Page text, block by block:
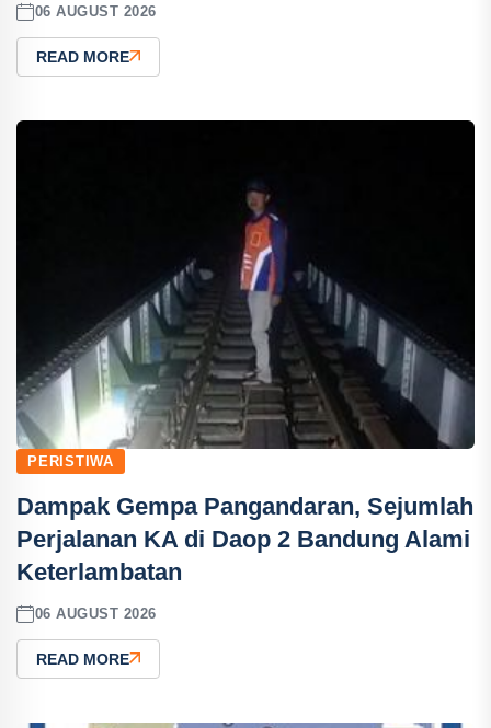
06 AUGUST 2026
READ MORE
PERISTIWA
Dampak Gempa Pangandaran, Sejumlah
Perjalanan KA di Daop 2 Bandung Alami
Keterlambatan
06 AUGUST 2026
READ MORE